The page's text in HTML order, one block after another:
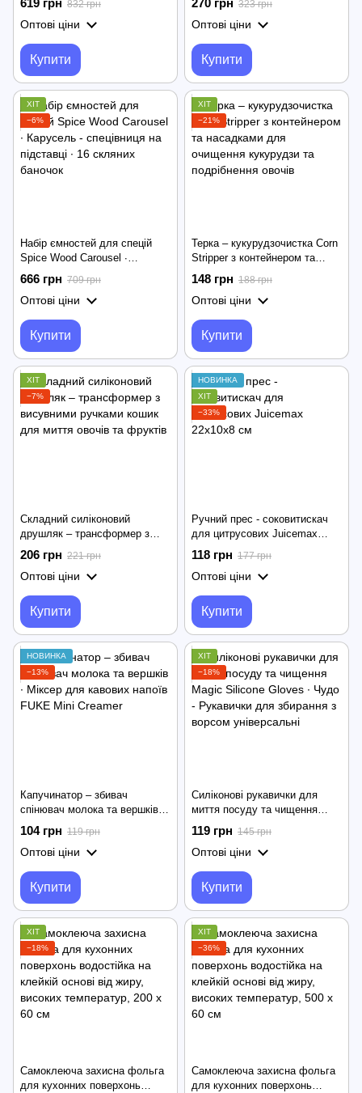
контейнери для зберігання ∙
Обертання 360° ∙ 6 секцій
832 грн
Оптові ціни
Купити
323 грн
Оптові ціни
Купити
ХІТ
−6%
Набір ємностей для спецій
Spice Wood Carousel ∙
Карусель - спецівниця на
підставці ∙ 16 скляних баночок
666 грн 709 грн
Оптові ціни
Купити
ХІТ
−21%
Терка – кукурудзочистка Corn
Stripper з контейнером та
насадками для очищення
кукурудзи та подрібнення
овочів
148 грн 188 грн
Оптові ціни
Купити
ХІТ
−7%
Складний силіконовий
друшляк – трансформер з
висувними ручками кошик для
миття овочів та фруктів
206 грн 221 грн
Оптові ціни
Купити
НОВИНКА
ХІТ
−33%
Ручний прес - соковитискач
для цитрусових Juicemax
22х10х8 см
118 грн 177 грн
Оптові ціни
Купити
НОВИНКА
−13%
Капучинатор – збивач
спінювач молока та вершків ∙
Міксер для кавових напоїв
FUKE Mini Creamer
104 грн 119 грн
Оптові ціни
Купити
ХІТ
−18%
Силіконові рукавички для
миття посуду та чищення
Magic Silicone Gloves ∙ Чудо -
Рукавички для збирання з
ворсом універсальні
119 грн 145 грн
Оптові ціни
Купити
ХІТ
−18%
Самоклеюча захисна фольга
для кухонних поверхонь
ХІТ
−36%
Самоклеюча захисна фольга
для кухонних поверхонь